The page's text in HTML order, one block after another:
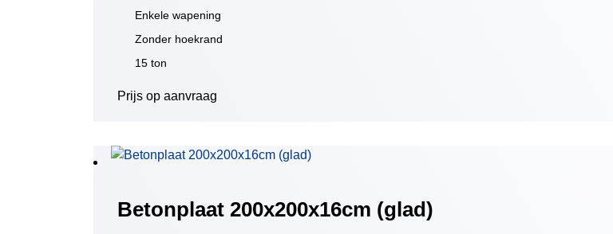
Enkele wapening
Zonder hoekrand
15 ton
Prijs op aanvraag
Betonplaat 200x200x16cm (glad)